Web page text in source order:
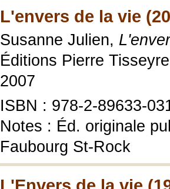
L'envers de la vie
Susanne Julien,
Éditions Pierre
2007
ISBN : 978-2-89633-
Notes : Éd. originale
Faubourg St-Rock